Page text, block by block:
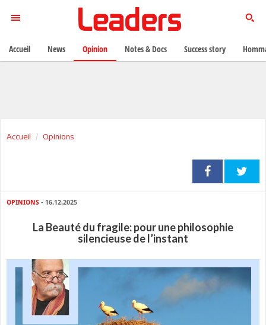
Accueil Opinions
OPINIONS - 16.12.2025
La Beauté du fragile: pour une philosophie
silencieuse de l’instant
Accueil News Opinion Notes & Docs Success story